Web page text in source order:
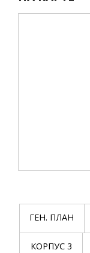
ГЕН. ПЛАН
КОРПУС 3